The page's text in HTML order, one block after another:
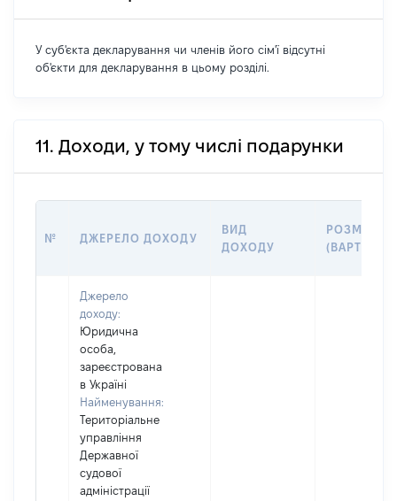
У суб'єкта декларування чи членів його сім'ї відсутні
об'єкти для декларування в цьому розділі.
11. Доходи, у тому числі подарунки
№ ДЖЕРЕЛО ДОХОДУ
ВИД
ДОХОДУ
РОЗМІР
(ВАРТІСТЬ)
Джерело
доходу:
Юридична
особа,
зареєстрована
в Україні
Найменування:
Територіальне
управління
Державної
судової
адміністрації